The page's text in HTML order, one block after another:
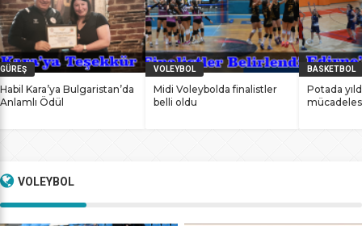
GÜREŞ
Habil Kara’ya Bulgaristan’da
Anlamlı Ödül
VOLEYBOL
Midi Voleybolda finalistler
belli oldu
BASKETBOL
Potada
VOLEYBOL